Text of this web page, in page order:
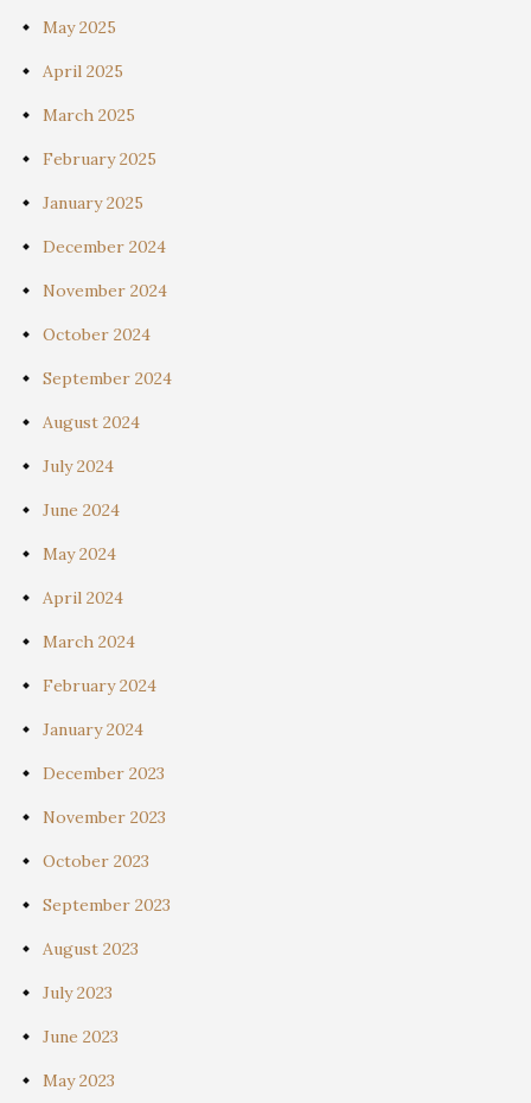
May 2025
April 2025
March 2025
February 2025
January 2025
December 2024
November 2024
October 2024
September 2024
August 2024
July 2024
June 2024
May 2024
April 2024
March 2024
February 2024
January 2024
December 2023
November 2023
October 2023
September 2023
August 2023
July 2023
June 2023
May 2023